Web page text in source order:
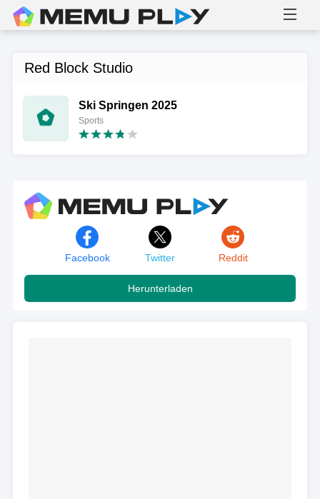
Red Block Studio
Ski Springen 2025
Sports
Facebook Twitter Reddit
Herunterladen